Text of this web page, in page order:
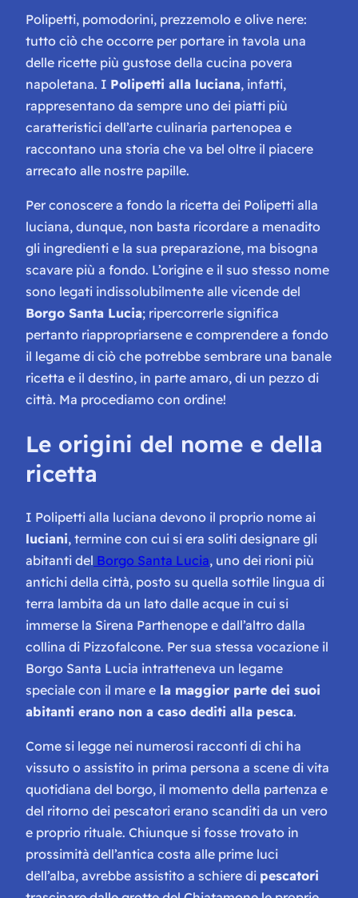
Polipetti, pomodorini, prezzemolo e olive nere:
tutto ciò che occorre per portare in tavola una
delle ricette più gustose della cucina povera
napoletana. I Polipetti alla luciana, infatti,
rappresentano da sempre uno dei piatti più
caratteristici dell’arte culinaria partenopea e
raccontano una storia che va bel oltre il piacere
arrecato alle nostre papille.
Per conoscere a fondo la ricetta dei Polipetti alla
luciana, dunque, non basta ricordare a menadito
gli ingredienti e la sua preparazione, ma bisogna
scavare più a fondo. L’origine e il suo stesso nome
sono legati indissolubilmente alle vicende del
Borgo Santa Lucia; ripercorrerle significa
pertanto riappropriarsene e comprendere a fondo
il legame di ciò che potrebbe sembrare una banale
ricetta e il destino, in parte amaro, di un pezzo di
città. Ma procediamo con ordine!
Le origini del nome e della
ricetta
I Polipetti alla luciana devono il proprio nome ai
luciani, termine con cui si era soliti designare gli
abitanti del Borgo Santa Lucia, uno dei rioni più
antichi della città, posto su quella sottile lingua di
terra lambita da un lato dalle acque in cui si
immerse la Sirena Parthenope e dall’altro dalla
collina di Pizzofalcone. Per sua stessa vocazione il
Borgo Santa Lucia intratteneva un legame
speciale con il mare e la maggior parte dei suoi
abitanti erano non a caso dediti alla pesca.
Come si legge nei numerosi racconti di chi ha
vissuto o assistito in prima persona a scene di vita
quotidiana del borgo, il momento della partenza e
del ritorno dei pescatori erano scanditi da un vero
e proprio rituale. Chiunque si fosse trovato in
prossimità dell’antica costa alle prime luci
dell’alba, avrebbe assistito a schiere di pescatori